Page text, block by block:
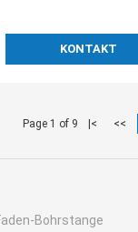
KONTAKT
Page 1 of 9 |< <<
Bohrstange